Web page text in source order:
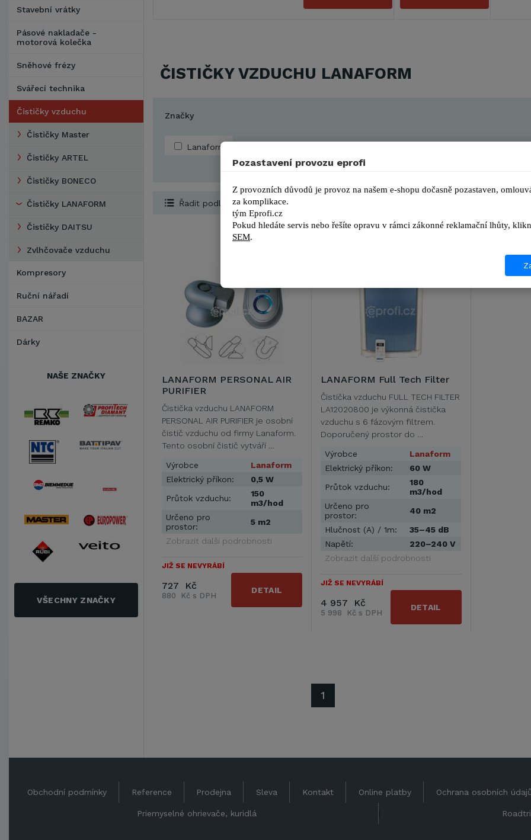
Stavební vrátky
Pásové nakladače -
motorová kolečka
Sněhové frézy
Svářecí technika
Čističky vzduchu
Čističky Master
Čističky ARTEL
Čističky BONECO
Čističky LANAFORM
Čističky DAITSU
Zvlhčovače vzduchu
Kompresory
Ruční nářadí
BAZAR
Dárky
NAŠE ZNAČKY
VŠECHNY ZNAČKY
ČISTIČKY VZDUCHU LANAFORM
Značky
Lanaform
Řadit podle...
LANAFORM PERSONAL AIR
PURIFIER
Čistička vzduchu LANAFORM
PERSONAL AIR PURIFIER je osobní
čistič vzduchu od firmy Lanaform.
Tento osobní čistič vytváří …
Výrobce
Lanaform
Elektrický příkon:
0,5 W
Průtok vzduchu:
150
m3/hod
Určeno pro
prostor:
5 m2
Zobrazit další podrobnosti
JIŽ SE NEVYRÁBÍ
727 Kč
880 Kč s DPH
DETAIL
LANAFORM Full Tech Filter
Čistička vzduchu FULL TECH FILTER
LA12020800 je výkonná čistička
vzduchu s 6 fázovým filtrem.
Doporučený prostor do …
Výrobce
Lanaform
Elektrický příkon:
60 W
Průtok vzduchu:
180
m3/hod
Určeno pro
prostor:
40 m2
Hlučnost (A) / 1m:
35–45 dB
Napětí:
220–240 V
Zobrazit další podrobnosti
JIŽ SE NEVYRÁBÍ
4 957 Kč
5 998 Kč s DPH
DETAIL
1
Obchodní podmínky Reference Prodejna Sleva Kontakt Online platby Ochrana osobních
Priemyselné ohrievače, kuridlá
Pozastavení provozu eprofi
Z provozních důvodů je provoz na našem e-shopu dočasně pozastaven,
za komplikace.
tým Eprofi.cz
Pokud hledáte servis nebo řešíte opravu v rámci zákonné reklamační lhůty, kl
SEM.